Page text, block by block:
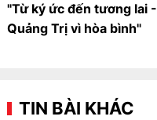
"Từ ký ức đến tương lai -
Quảng Trị vì hòa bình"
TIN BÀI KHÁC